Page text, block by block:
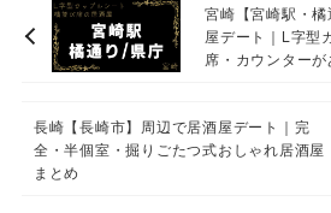
宮崎【宮崎駅・
屋デート｜L字型
席・カウンター
長崎【長崎市】周辺で居酒屋デート｜完
全・半個室・掘りごたつ式おしゃれ居酒屋
まとめ